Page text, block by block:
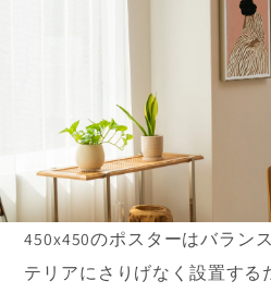
450x450のポスターはバラン
テリアにさりげなく設置する